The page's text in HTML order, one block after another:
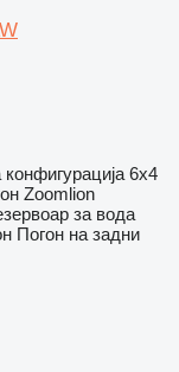
6x4
Zoomlion
за вода
Погон на задни